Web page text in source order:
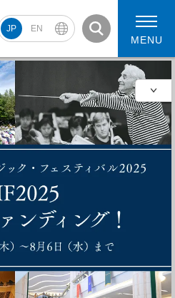
JP EN
ール コンサート動画
MENU